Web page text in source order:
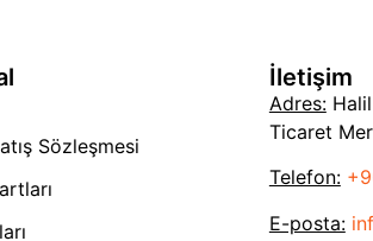
Sözleşmesi
İletişim
Adres:Halil
Ticaret
Telefon:
E-posta: